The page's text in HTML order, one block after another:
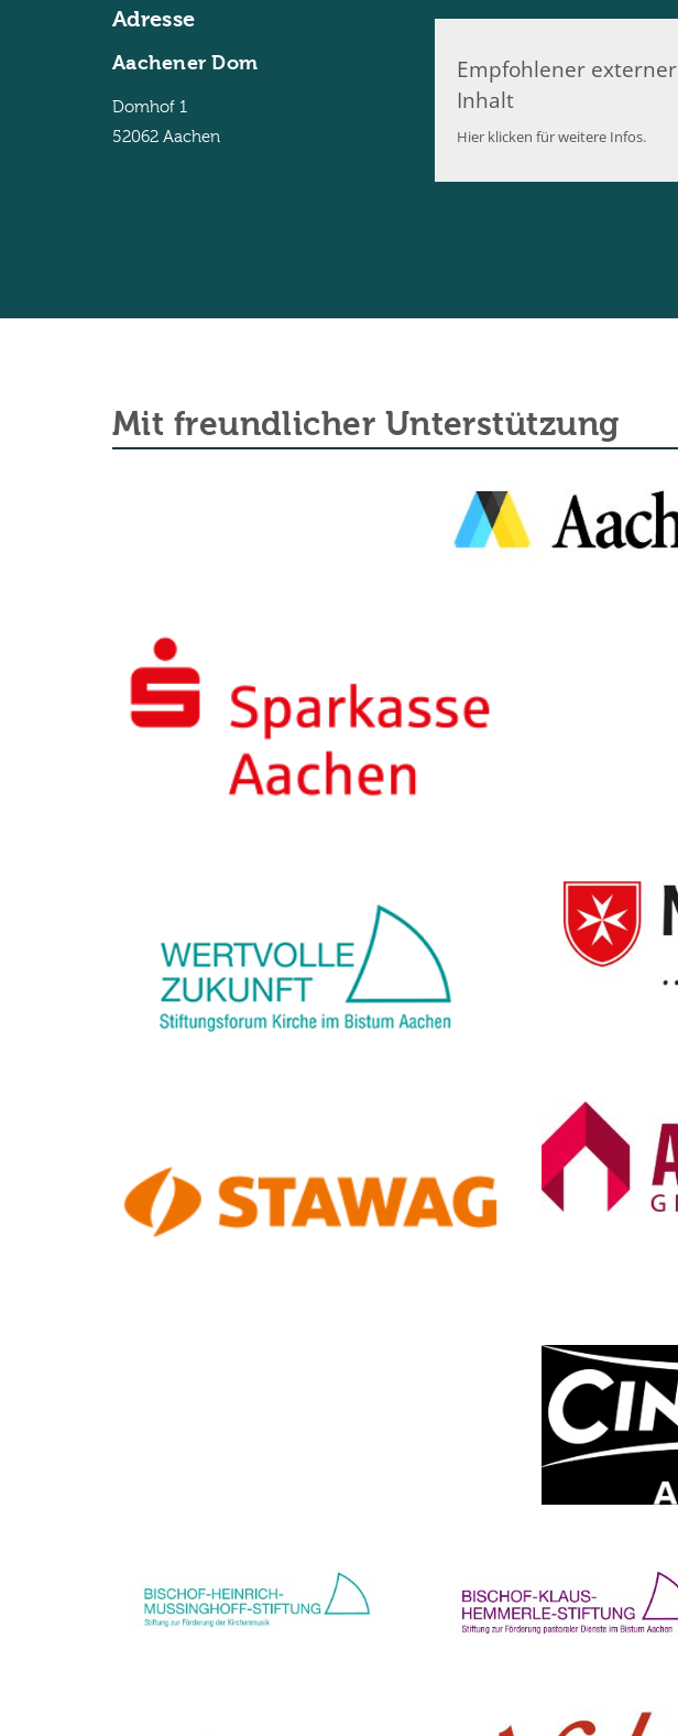
Adresse
Aachener Dom
Domhof 1
52062 Aachen
Empfohlener externer
Inhalt
Hier klicken für weitere Infos.
Mit freundlicher Unterstützung